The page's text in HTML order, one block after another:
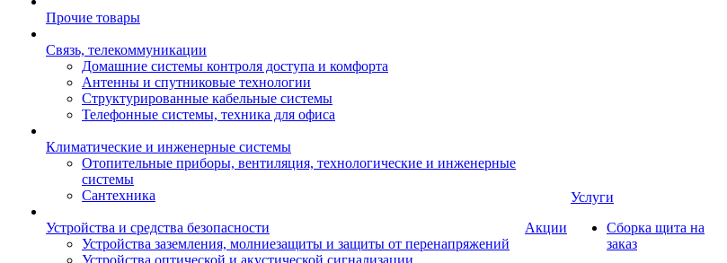
Прочие товары
Связь, телекоммуникации
Домашние системы контроля доступа и комфорта
Антенны и спутниковые технологии
Структурированные кабельные системы
Телефонные системы, техника для офиса
Климатические и инженерные системы
Отопительные приборы, вентиляция, технологические и инженерные
системы
Сантехника
Устройства и средства безопасности
Устройства заземления, молниезащиты и защиты от перенапряжений
Устройства оптической и акустической сигнализации
Акции
Услуги
Сборка щита на
заказ